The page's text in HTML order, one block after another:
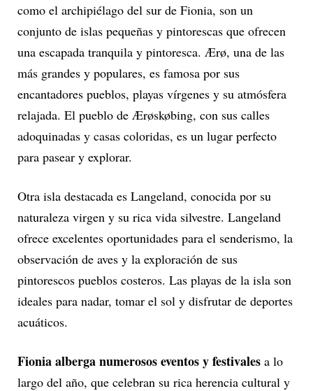
como el archipiélago del sur de Fionia, son un
conjunto de islas pequeñas y pintorescas que ofrecen
una escapada tranquila y pintoresca. Ærø, una de las
más grandes y populares, es famosa por sus
encantadores pueblos, playas vírgenes y su atmósfera
relajada. El pueblo de Ærøskøbing, con sus calles
adoquinadas y casas coloridas, es un lugar perfecto
para pasear y explorar.
Otra isla destacada es Langeland, conocida por su
naturaleza virgen y su rica vida silvestre. Langeland
ofrece excelentes oportunidades para el senderismo, la
observación de aves y la exploración de sus
pintorescos pueblos costeros. Las playas de la isla son
ideales para nadar, tomar el sol y disfrutar de deportes
acuáticos.
Fionia alberga numerosos eventos y festivales a lo
largo del año, que celebran su rica herencia cultural y